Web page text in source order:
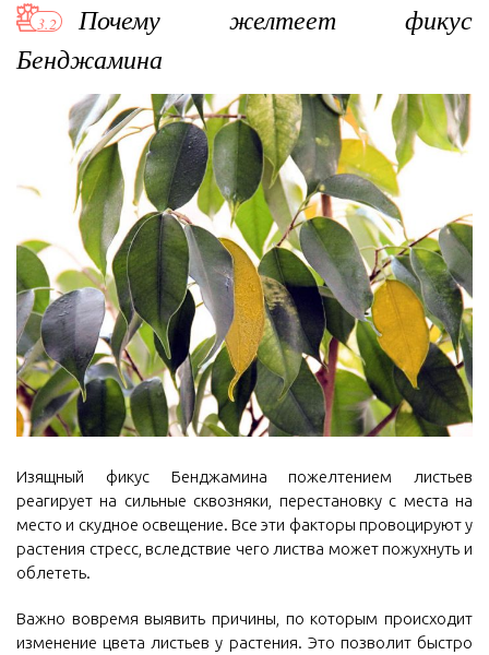
Почему желтеет фикус
Бенджамина
Изящный фикус Бенджамина пожелтением листьев
реагирует на сильные сквозняки, перестановку с места на
место и скудное освещение. Все эти факторы провоцируют у
растения стресс, вследствие чего листва может пожухнуть и
облететь.
Важно вовремя выявить причины, по которым происходит
изменение цвета листьев у растения. Это позволит быстро